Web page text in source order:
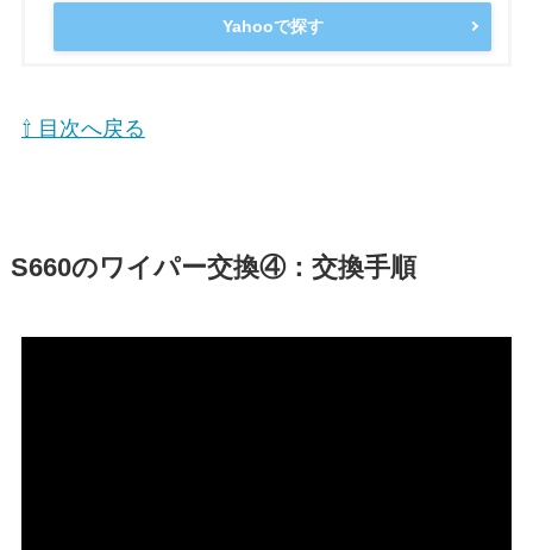
Yahooで探す
⇧ 目次へ戻る
S660のワイパー交換④：交換手順